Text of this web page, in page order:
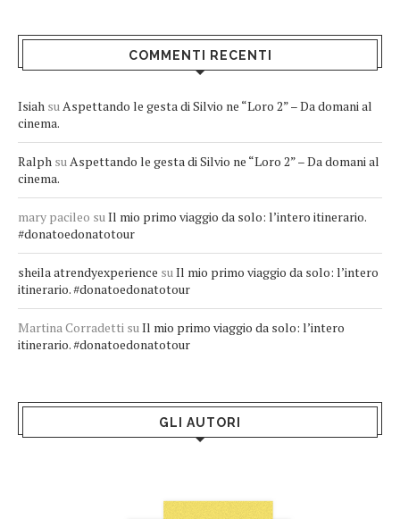
COMMENTI RECENTI
Isiah suAspettando le gesta di Silvio ne “Loro 2” – Da domani al
cinema.
Ralph suAspettando le gesta di Silvio ne “Loro 2” – Da domani al
cinema.
mary pacileo suIl mio primo viaggio da solo: l’intero itinerario.
#donatoedonatotour
sheila atrendyexperience suIl mio primo viaggio da solo: l’intero
itinerario. #donatoedonatotour
Martina Corradetti suIl mio primo viaggio da solo: l’intero
itinerario. #donatoedonatotour
GLI AUTORI